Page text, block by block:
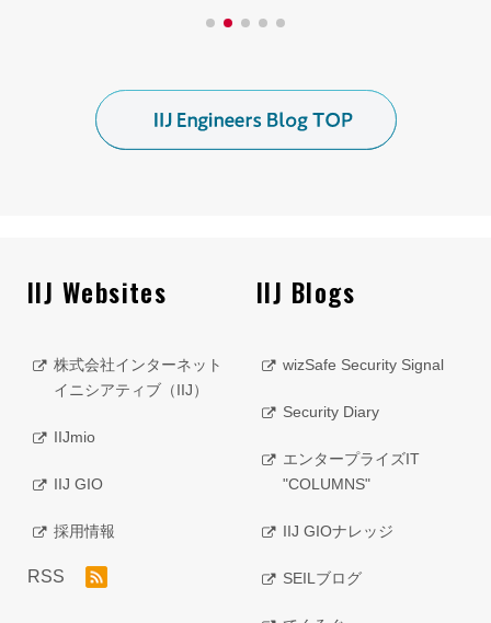
IIJ Websites
株式会社インターネット
イニシアティブ（IIJ）
IIJmio
IIJ GIO
採用情報
RSS
IIJ Blogs
wizSafe Security Signal
Security Diary
エンタープライズIT
"COLUMNS"
IIJ GIOナレッジ
SEILブログ